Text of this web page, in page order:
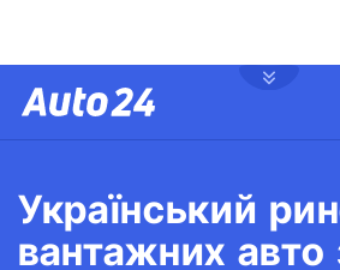
Український
вантажних авто